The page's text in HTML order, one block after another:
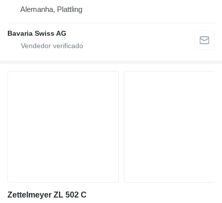
Alemanha, Plattling
Bavaria Swiss AG
Zettelmeyer ZL 502 C